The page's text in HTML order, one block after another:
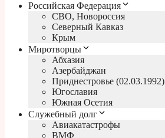
Российская Федерация
СВО, Новороссия
Северный Кавказ
Крым
Миротворцы
Абхазия
Азербайджан
Приднестровье (02.03.1992)
Югославия
Южная Осетия
Служебный долг
Авиакатастрофы
ВМФ